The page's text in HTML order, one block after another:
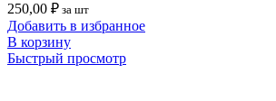
250,00 ₽ за шт
Добавить в избранное
В корзину
Быстрый просмотр